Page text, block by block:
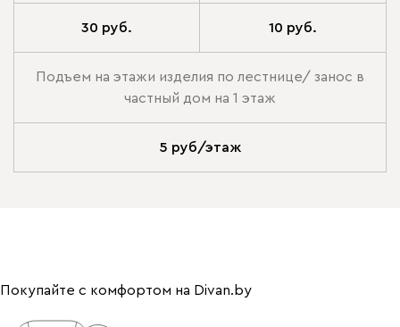
30 руб. 10 руб.
Подъем на этажи изделия по лестнице/ занос в
частный дом на 1 этаж
5 руб/этаж
Покупайте с комфортом на Divan.by